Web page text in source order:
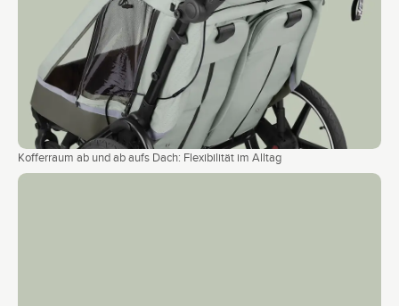
Kofferraum ab und ab aufs Dach: Flexibilität im Alltag